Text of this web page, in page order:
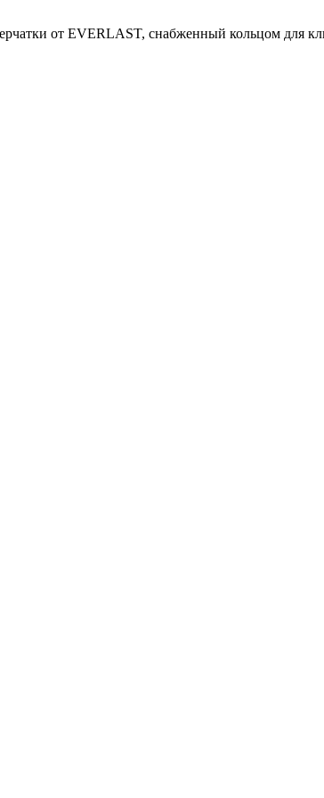
от EVERLAST, снабженный кольцом для